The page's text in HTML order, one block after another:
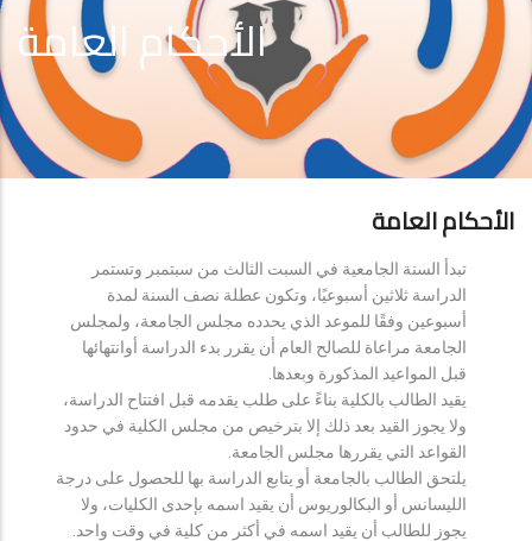
الأحكام العامة
الأحكام العامة
تبدأ السنة الجامعية في السبت الثالث من سبتمبر وتستمر
الدراسة ثلاثين أسبوعيًا، وتكون عطلة نصف السنة لمدة
أسبوعين وفقًا للموعد الذي يحدده مجلس الجامعة، ولمجلس
الجامعة مراعاة للصالح العام أن يقرر بدء الدراسة أوانتهائها
قبل المواعيد المذكورة وبعدها.
يقيد الطالب بالكلية بناءً على طلب يقدمه قبل افتتاح الدراسة،
ولا يجوز القيد بعد ذلك إلا بترخيص من مجلس الكلية في حدود
القواعد التي يقررها مجلس الجامعة.
يلتحق الطالب بالجامعة أو يتابع الدراسة بها للحصول على درجة
الليسانس أو البكالوريوس أن يقيد اسمه بإحدى الكليات، ولا
يجوز للطالب أن يقيد اسمه في أكثر من كلية في وقت واحد.